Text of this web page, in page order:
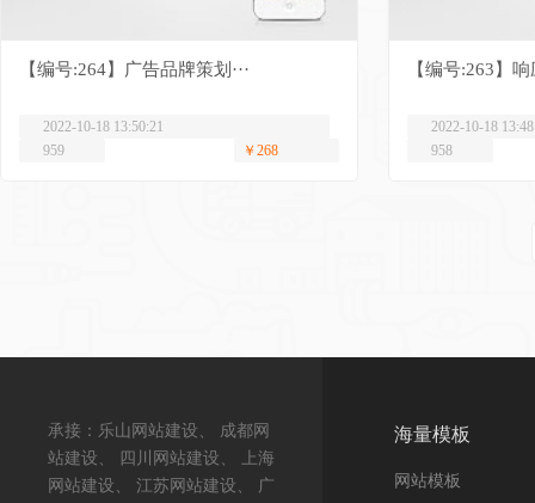
【编号:264】广告品牌策划···
2022-10-18 13:50:21
959
￥268
【编号:263】
2022-10-18
958
承接：乐山网站建设、 成都网
站建设、 四川网站建设、 上海
网站建设、 江苏网站建设、 广
海量模板
网站模板